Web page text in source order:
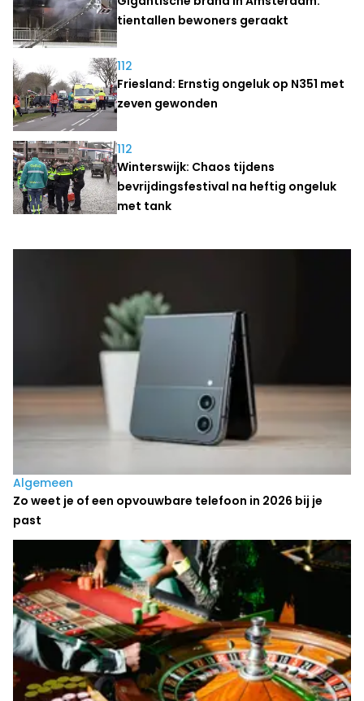
tientallen bewoners geraakt
112
Friesland: Ernstig ongeluk op N351 met
zeven gewonden
112
Winterswijk: Chaos tijdens
bevrijdingsfestival na heftig ongeluk
met tank
Laatste nieuws
Algemeen
Zo weet je of een opvouwbare telefoon in 2026 bij je
past